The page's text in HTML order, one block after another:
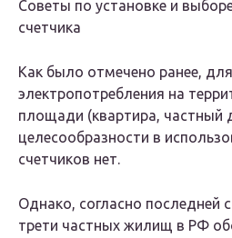
Советы по установке и
счетчика
Как было отмечено ранее,
электропотребления на
площади (квартира, частный
целесообразности в
счетчиков нет.
Однако, согласно последней
трети частных жилищ в РФ